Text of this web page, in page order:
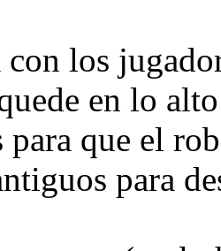
con los
en lo
para que el
para